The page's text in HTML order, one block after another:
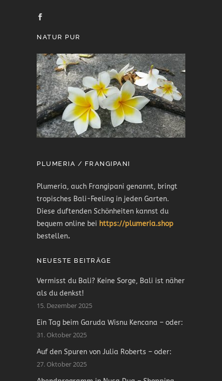
NATUR PUR
PLUMERIA / FRANGIPANI
Plumeria, auch Frangipani genannt, bringt
tropisches Bali-Feeling in jeden Garten.
Diese duftenden Schönheiten kannst du
bequem online bei https://plumeria.shop
bestellen.
NEUESTE BEITRÄGE
Vermisst du Bali? Keine Sorge, Bali ist näher
als du denkst!
15. Dezember 2025
Ein Tag beim Garuda Wisnu Kencana – oder:
31. Oktober 2025
Auf den Spuren von Julia Roberts – oder:
27. Oktober 2025